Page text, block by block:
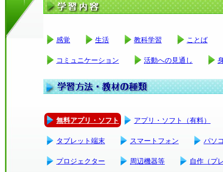
感覚 生活 教科学習 ことば
コミュニケーション 活動への見通し
無料アプリ・ソフト アプリ・ソフト（有料）
タブレット端末 スマートフォン パソ
プロジェクター 周辺機器等 自作（プ